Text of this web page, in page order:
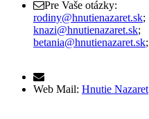
Pre Vaše otázky:
rodiny@hnutienazaret.sk;
knazi@hnutienazaret.sk;
betania@hnutienazaret.sk;
Web Mail: Hnutie Nazaret